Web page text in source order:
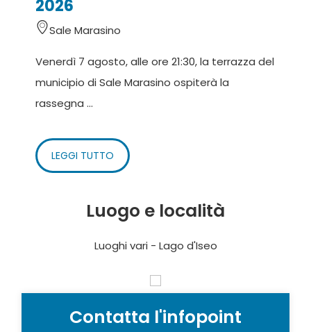
2026
Sale Marasino
Venerdì 7 agosto, alle ore 21:30, la terrazza del
municipio di Sale Marasino ospiterà la
rassegna ...
LEGGI TUTTO
Luogo e località
Luoghi vari - Lago d'Iseo
Contatta l'infopoint